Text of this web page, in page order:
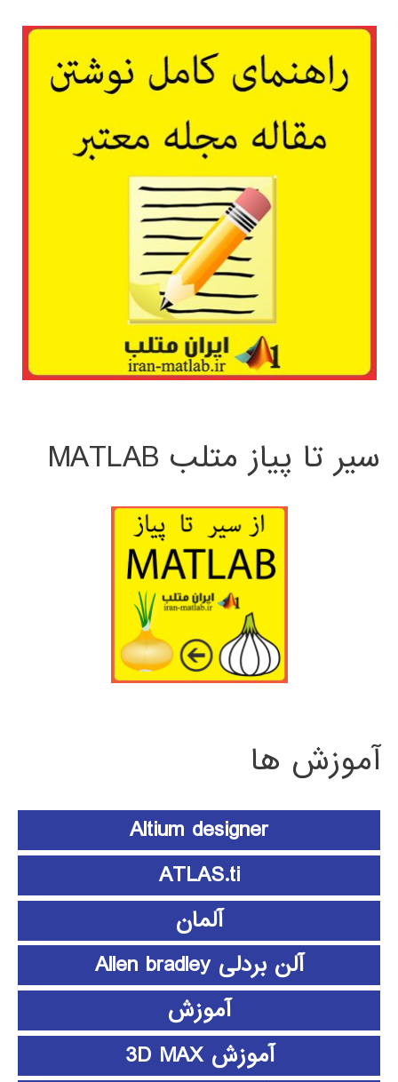
سیر تا پیاز متلب MATLAB
آموزش ها
Altium designer
ATLAS.ti
آلمان
آلن بردلی Allen bradley
آموزش
آموزش 3D MAX